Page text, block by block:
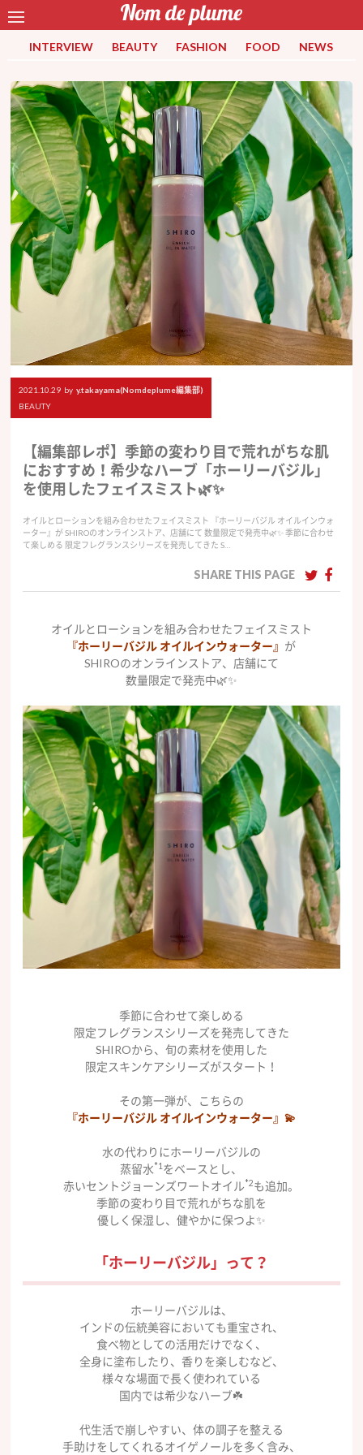
INTERVIEW BEAUTY FASHION FOOD NEWS
2021.10.29 by y.takayama(Nomdeplume編集部)
BEAUTY
【編集部レポ】季節の変わり目で荒れがちな肌
におすすめ！希少なハーブ「ホーリーバジル」
を使用したフェイスミスト🌿✨
オイルとローションを組み合わせたフェイスミスト 『ホーリーバジル オイルインウォ
ーター』が SHIROのオンラインストア、店舗にて 数量限定で発売中🌿✨ 季節に合わせ
て楽しめる 限定フレグランスシリーズを発売してきた S…
SHARE THIS PAGE
オイルとローションを組み合わせたフェイスミスト
『ホーリーバジル オイルインウォーター』 が
SHIROのオンラインストア、店舗にて
数量限定で発売中🌿✨
季節に合わせて楽しめる
限定フレグランスシリーズを発売してきた
SHIROから、旬の素材を使用した
限定スキンケアシリーズがスタート！
その第一弾が、こちらの
『ホーリーバジル オイルインウォーター』💫
水の代わりにホーリーバジルの
蒸留水*1 をベースとし、
赤いセントジョーンズワートオイル*2も追加。
季節の変わり目で荒れがちな肌を
優しく保湿し、健やかに保つよ✨
「ホーリーバジル」って？
ホーリーバジルは、
インドの伝統美容においても重宝され、
食べ物としての活用だけでなく、
全身に塗布したり、香りを楽しむなど、
様々な場面で長く使われている
国内では希少なハーブ☘️
代生活で崩しやすい、体の調子を整える
手助けをしてくれるオイゲノールを多く含み、